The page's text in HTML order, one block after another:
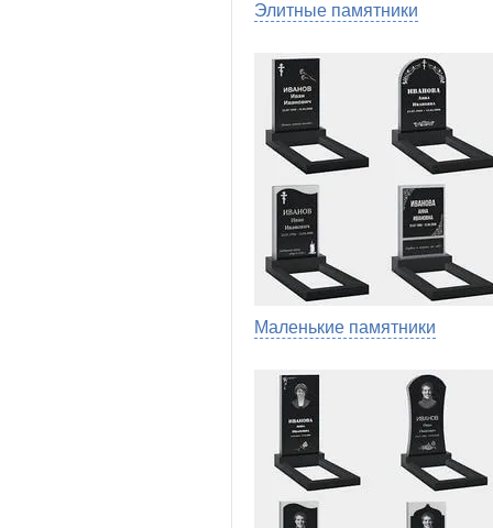
Элитные памятники
Маленькие памятники